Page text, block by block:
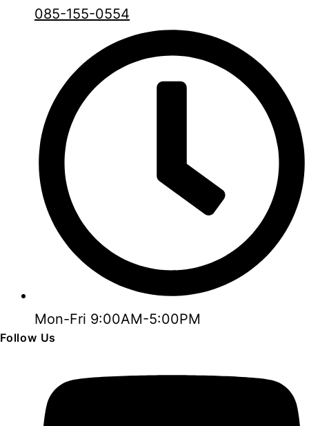
085-155-0554
Mon-Fri 9:00AM-5:00PM
Follow Us